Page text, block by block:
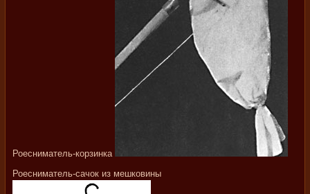
Роесниматель-корзинка
Роесниматель-сачок из мешковины